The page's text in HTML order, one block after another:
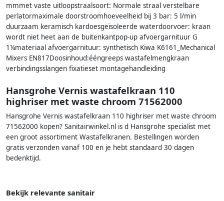
mmmet vaste uitloopstraalsoort: Normale straal verstelbare
perlatormaximale doorstroomhoeveelheid bij 3 bar: 5 l/min
duurzaam keramisch kardoesgeïsoleerde waterdoorvoer: kraan
wordt niet heet aan de buitenkantpop-up afvoergarnituur G
1¼materiaal afvoergarnituur: synthetisch Kiwa K6161_Mechanical
Mixers EN817Doosinhoud:ééngreeps wastafelmengkraan
verbindingsslangen fixatieset montagehandleiding
Hansgrohe Vernis wastafelkraan 110
highriser met waste chroom 71562000
Hansgrohe Vernis wastafelkraan 110 highriser met waste chroom
71562000 kopen? Sanitairwinkel.nl is d Hansgrohe specialist met
een groot assortiment Wastafelkranen. Bestellingen worden
gratis verzonden vanaf 100 en je hebt standaard 30 dagen
bedenktijd.
Bekijk relevante sanitair